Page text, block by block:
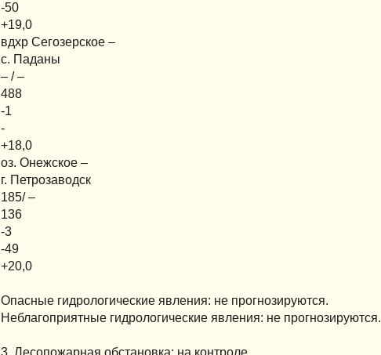
-50
+19,0
вдхр Сегозерское –
с. Паданы
– / –
488
-1
-
+18,0
оз. Онежское –
г. Петрозаводск
185/ –
136
-3
-49
+20,0
Опасные гидрологические явления: не прогнозируются.
Неблагоприятные гидрологические явления: не прогнозируются.